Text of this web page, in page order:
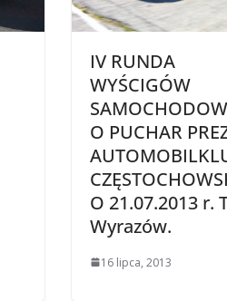
IV RUNDA
WYŚCIGÓW
O PUCHAR
O 21.07.2013 r.
Wyrazów.
16 lipca, 2013